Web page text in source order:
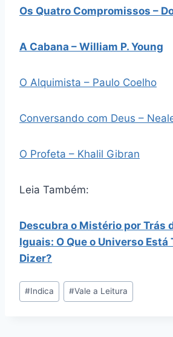
Os Quatro Compromissos –
A Cabana – William P. Young
O Alquimista – Paulo Coelho
Conversando com Deus –
O Profeta – Khalil Gibran
Leia Também:
Descubra o Mistério por Trás
Iguais: O Que o Universo Está
Dizer?
Tags
do
#Indica #Vale a Leitura